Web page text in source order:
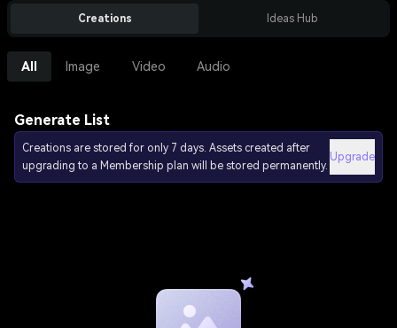
Creations Ideas Hub
All Image Video Audio
Generate List
Creations are stored for only 7 days. Assets created after
upgrading to a Membership plan will be stored permanently.
Upgrade